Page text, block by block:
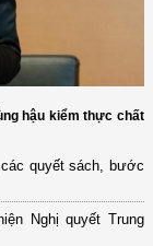
hậu kiểm thực chất
quyết sách, bước
Nghị quyết Trung